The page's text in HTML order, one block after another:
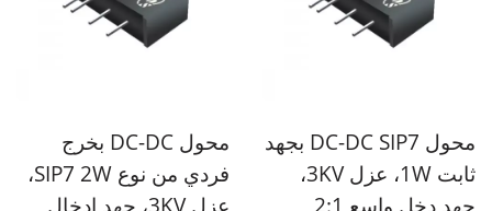
محول DC-DC SIP7 بجهد
ثابت 1W، عزل 3KV،
محول DC-DC بخرج
فردي من نوع SIP7 2W،